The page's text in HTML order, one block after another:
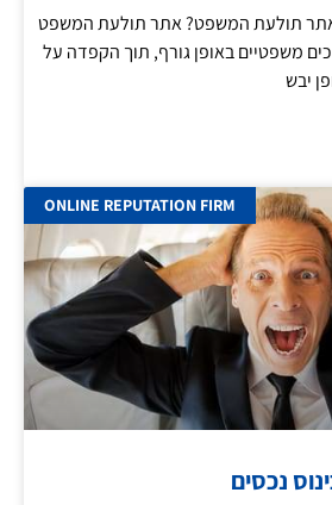
תולעת המשפט? אתר תולעת המשפט
משפטיים באופן גורף, תוך הקפדה על
יבש
ONLINE REPUTATION FIRM
נכסים